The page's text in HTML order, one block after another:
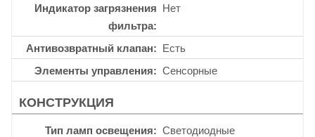
Индикатор загрязнения
фильтра
Нет
Антивозвратный клапан
Есть
Элементы управления
Сенсорные
КОНСТРУКЦИЯ
Тип ламп освещения
Светодиодные